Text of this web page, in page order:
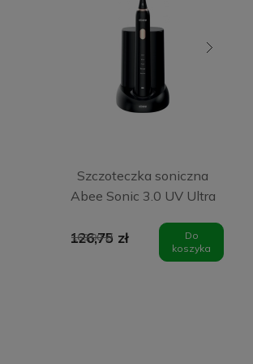
Szczoteczka soniczna
Abee Sonic 3.0 UV Ultra
126,75 zł
169,00 zł
Do
koszyka